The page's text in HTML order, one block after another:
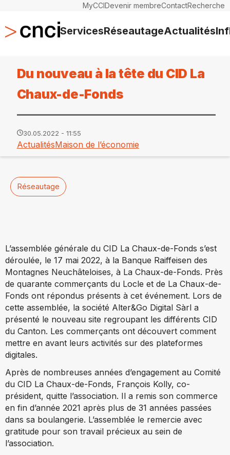
MyCCIDevenir membreContactRecherche
ServicesRéseautageActualités
Du nouveau à la tête du CID La
Chaux-de-Fonds
30.05.2022 - 11:55
ActualitésMaison de l’économie
Réseautage
L’assemblée générale du CID La Chaux-de-Fonds s’est
déroulée, le 17 mai 2022, à la Banque Raiffeisen des
Montagnes Neuchâteloises, à La Chaux-de-Fonds. Près
de quarante commerçants du Locle et de La Chaux-de-
Fonds ont répondus présents à cet événement. Lors de
cette assemblée, la société Alter&Go Digital Sàrl a
présenté le nouveau site regroupant les différents CID
du Canton. Les commerçants ont découvert comment
mettre en avant leurs activités sur des plateformes
digitales.
Après de nombreuses années d’engagement au Comité
du CID La Chaux-de-Fonds, François Kolly, co-
président, quitte l’association. Il a remis son commerce
en fin d’année 2021 après plus de 31 années passées
dans sa boulangerie. L’assemblée le remercie avec
gratitude pour son travail précieux au sein de
l’association.